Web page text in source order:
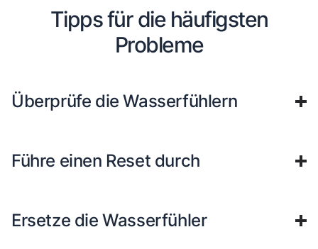
Tipps für die häufigsten
Probleme
Überprüfe die Wasserfühlern
Führe einen Reset durch
Ersetze die Wasserfühler